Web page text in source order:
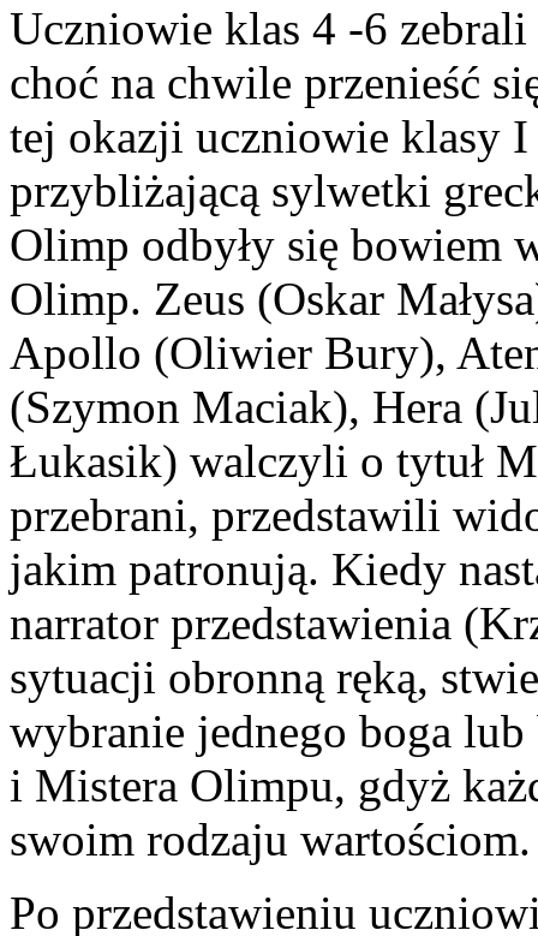
Uczniowie klas 4 -6
choć na chwile przenieść
tej okazji uczniowie klasy
przybliżającą sylwetki
Olimp odbyły się bowiem
Olimp. Zeus (Oskar
Apollo (Oliwier Bury),
(Szymon Maciak), Hera
Łukasik) walczyli o tytuł
przebrani, przedstawili
jakim patronują. Kiedy
narrator przedstawienia
sytuacji obronną ręką,
wybranie jednego boga
i Mistera Olimpu, gdyż
swoim rodzaju wartościom.
Po przedstawieniu